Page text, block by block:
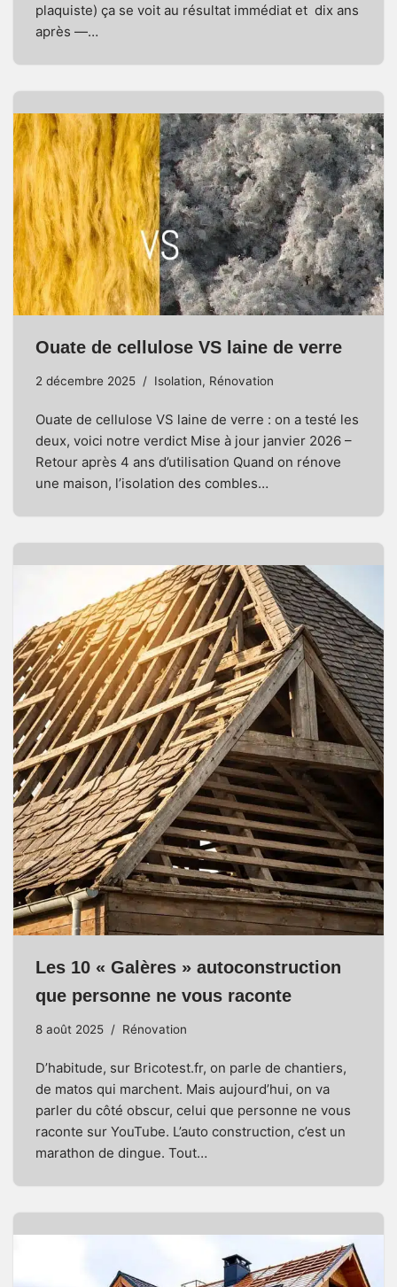
plaquiste) ça se voit au résultat immédiat et dix ans
après —…
Ouate de cellulose VS laine de verre
2 décembre 2025 Isolation, Rénovation
Ouate de cellulose VS laine de verre : on a testé les
deux, voici notre verdict Mise à jour janvier 2026 –
Retour après 4 ans d’utilisation Quand on rénove
une maison, l’isolation des combles…
Les 10 « Galères » autoconstruction
que personne ne vous raconte
8 août 2025 Rénovation
D’habitude, sur Bricotest.fr, on parle de chantiers,
de matos qui marchent. Mais aujourd’hui, on va
parler du côté obscur, celui que personne ne vous
raconte sur YouTube. L’auto construction, c’est un
marathon de dingue. Tout…